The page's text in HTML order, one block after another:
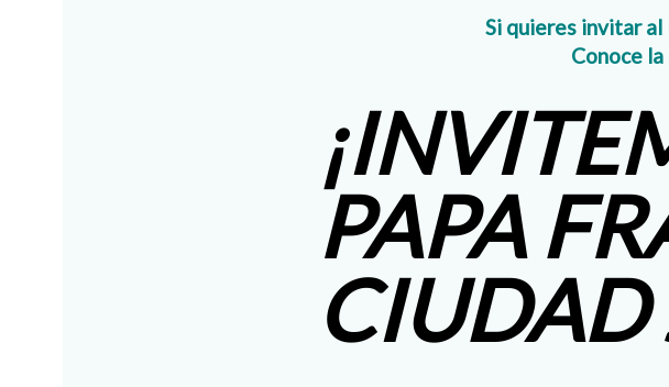
Si quieres invitar al
Conoce
PAPA
CIUDAD